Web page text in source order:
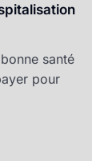
santé
pour